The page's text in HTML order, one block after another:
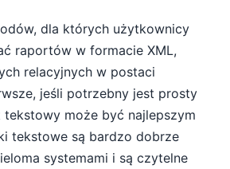
dla których użytkownicy
raportów w formacie XML,
relacyjnych w postaci
jeśli potrzebny jest prosty
może być najlepszym
tekstowe są bardzo dobrze
systemami i są czytelne